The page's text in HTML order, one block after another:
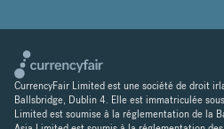
CurrencyFair Limited est une société de droit
Ballsbridge, Dublin 4. Elle est immatriculée
Limited est soumise à la réglementation de la